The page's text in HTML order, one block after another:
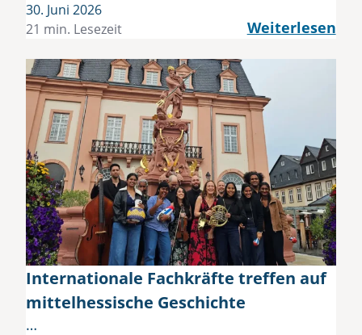
30. Juni 2026
21 min. Lesezeit
Weiterlesen
Internationale Fachkräfte treffen auf
mittelhessische Geschichte
…